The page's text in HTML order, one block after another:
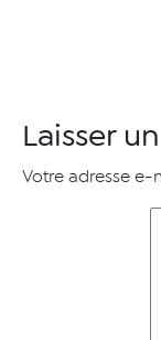
Laisser
Votre adresse e-